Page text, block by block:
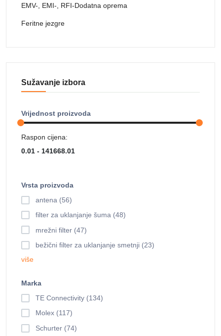
EMV-, EMI-, RFI-Dodatna oprema
Feritne jezgre
Sužavanje izbora
Vrijednost proizvoda
Raspon cijena:
Vrsta proizvoda
antena (56)
filter za uklanjanje šuma (48)
mrežni filter (47)
bežični filter za uklanjanje smetnji (23)
više
Marka
TE Connectivity (134)
Molex (117)
Schurter (74)